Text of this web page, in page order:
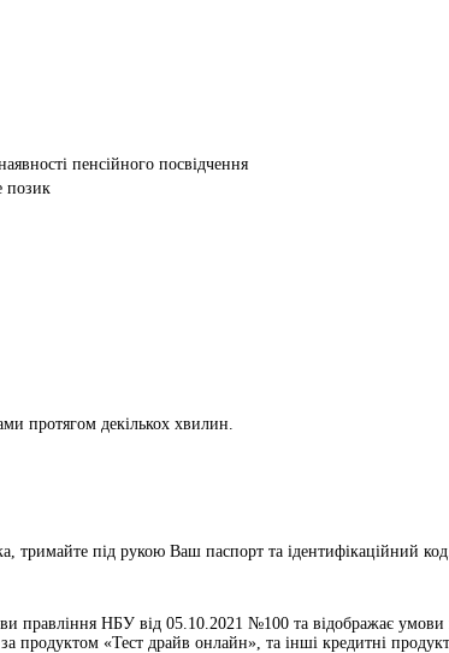
пенсійного посвідчення
позик
протягом декількох хвилин.
під рукою Ваш паспорт та ідентифікаційний код.
правління НБУ від 05.10.2021 №100 та відображає умови
«Тест драйв онлайн», та інші кредитні